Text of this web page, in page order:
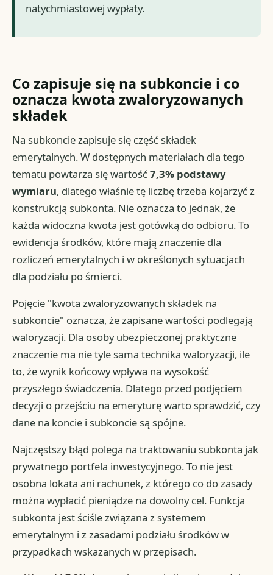
natychmiastowej wypłaty.
Co zapisuje się na subkoncie i co
oznacza kwota zwaloryzowanych
składek
Na subkoncie zapisuje się część składek
emerytalnych. W dostępnych materiałach dla tego
tematu powtarza się wartość7,3% podstawy
wymiaru, dlatego właśnie tę liczbę trzeba kojarzyć z
konstrukcją subkonta. Nie oznacza to jednak, że
każda widoczna kwota jest gotówką do odbioru. To
ewidencja środków, które mają znaczenie dla
rozliczeń emerytalnych i w określonych sytuacjach
dla podziału po śmierci.
Pojęcie "kwota zwaloryzowanych składek na
subkoncie" oznacza, że zapisane wartości podlegają
waloryzacji. Dla osoby ubezpieczonej praktyczne
znaczenie ma nie tyle sama technika waloryzacji, ile
to, że wynik końcowy wpływa na wysokość
przyszłego świadczenia. Dlatego przed podjęciem
decyzji o przejściu na emeryturę warto sprawdzić, czy
dane na koncie i subkoncie są spójne.
Najczęstszy błąd polega na traktowaniu subkonta jak
prywatnego portfela inwestycyjnego. To nie jest
osobna lokata ani rachunek, z którego co do zasady
można wypłacić pieniądze na dowolny cel. Funkcja
subkonta jest ściśle związana z systemem
emerytalnym i z zasadami podziału środków w
przypadkach wskazanych w przepisach.